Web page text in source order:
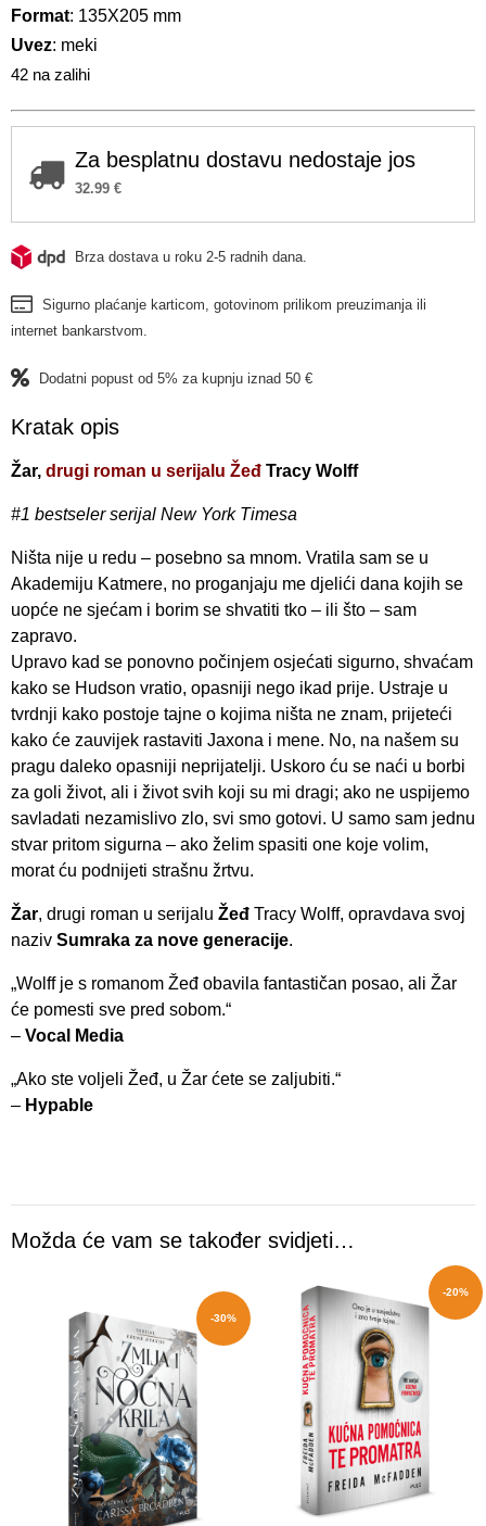
Format: 135X205 mm
Uvez: meki
42 na zalihi
Za besplatnu dostavu nedostaje jos
32.99 €
Brza dostava u roku 2-5 radnih dana.
Sigurno plaćanje karticom, gotovinom prilikom preuzimanja ili
internet bankarstvom.
Dodatni popust od 5% za kupnju iznad 50 €
Kratak opis
Žar, drugi roman u serijalu Žeđ Tracy Wolff
#1 bestseler serijal New York Timesa
Ništa nije u redu – posebno sa mnom. Vratila sam se u
Akademiju Katmere, no proganjaju me djelići dana kojih se
uopće ne sjećam i borim se shvatiti tko – ili što – sam
zapravo.
Upravo kad se ponovno počinjem osjećati sigurno, shvaćam
kako se Hudson vratio, opasniji nego ikad prije. Ustraje u
tvrdnji kako postoje tajne o kojima ništa ne znam, prijeteći
kako će zauvijek rastaviti Jaxona i mene. No, na našem su
pragu daleko opasniji neprijatelji. Uskoro ću se naći u borbi
za goli život, ali i život svih koji su mi dragi; ako ne uspijemo
savladati nezamislivo zlo, svi smo gotovi. U samo sam jednu
stvar pritom sigurna – ako želim spasiti one koje volim,
morat ću podnijeti strašnu žrtvu.
Žar, drugi roman u serijalu Žeđ Tracy Wolff, opravdava svoj
naziv Sumraka za nove generacije.
„Wolff je s romanom Žeđ obavila fantastičan posao, ali Žar
će pomesti sve pred sobom.“
– Vocal Media
„Ako ste voljeli Žeđ, u Žar ćete se zaljubiti.“
– Hypable
Možda će vam se također svidjeti…
-30%
-20%